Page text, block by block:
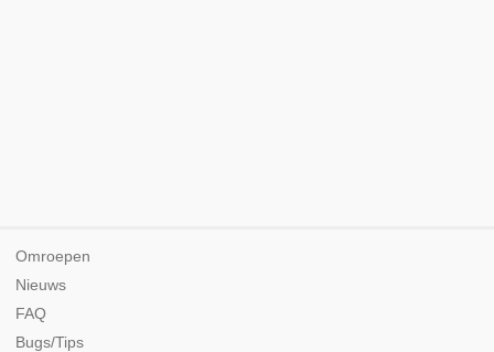
Omroepen
Nieuws
FAQ
Bugs/Tips